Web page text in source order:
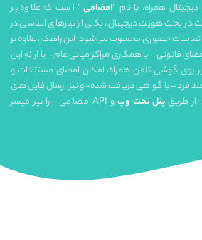
همراه، با نام “امضامی” است که علاوه بر
در بحث هویت دیجیتال، یکی از نیازهای اساسی در
حضوری محسوب می‌شود. این راهکار، علاوه بر
قانونی – با همکاری مراکز میانی عام – با ارائه این
بر روی گوشی تلفن همراه، امکان امضای مستندات و
فرد – با گواهی دریافت شده- و نیز ارسال فایل های
-از طریقپنل تحت وب
و API امضامی – را نیز میسر